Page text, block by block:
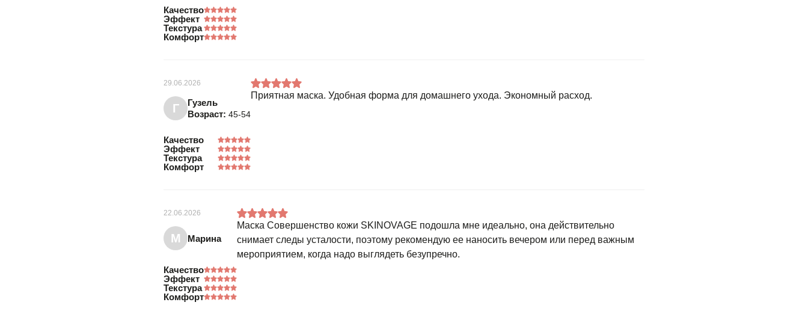
Качество
Эффект
Текстура
Комфорт
29.06.2026
Г
Гузель
Возраст: 45-54
Качество
Эффект
Текстура
Комфорт
Приятная маска. Удобная форма для домашнего ухода. Экономный расход.
22.06.2026
М Марина
Качество
Эффект
Текстура
Комфорт
Маска Совершенство кожи SKINOVAGE подошла мне идеально, она действительно
снимает следы усталости, поэтому рекомендую ее наносить вечером или перед важным
мероприятием, когда надо выглядеть безупречно.